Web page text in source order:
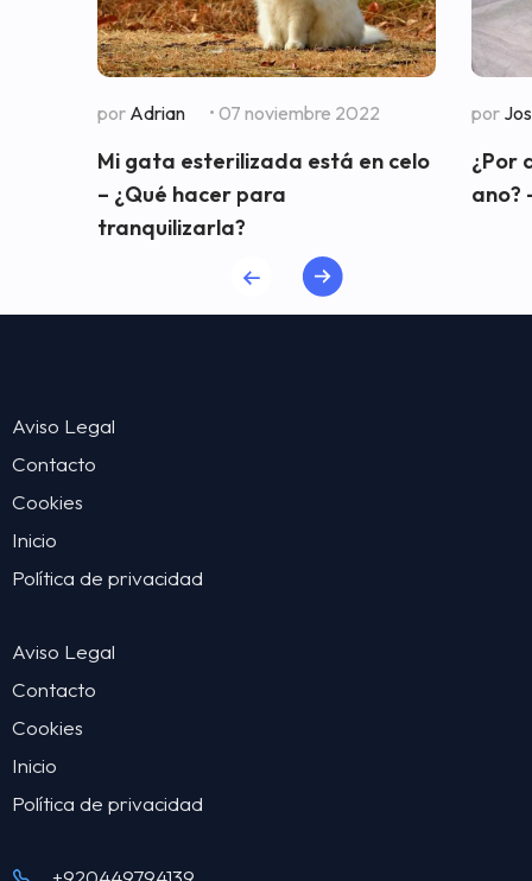
por Adrian • 07 noviembre 2022
Mi gata esterilizada está en celo
– ¿Qué hacer para
tranquilizarla?
por
¿Por
ano?
Aviso Legal
Contacto
Cookies
Inicio
Política de privacidad
Aviso Legal
Contacto
Cookies
Inicio
Política de privacidad